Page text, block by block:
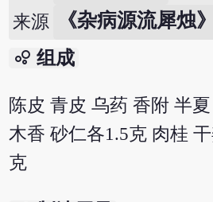
来源 《杂病源流犀烛
bubble_chart 组成
陈皮 青皮 乌药 香附 半
木香 砂仁各1.5克 肉桂
克